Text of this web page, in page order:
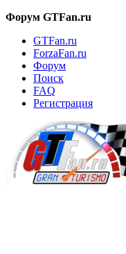
Форум GTFan.ru
GTFan.ru
ForzaFan.ru
Форум
Поиск
FAQ
Регистрация